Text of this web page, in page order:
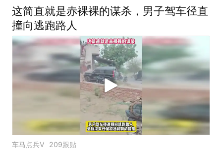
这简直就是赤裸裸的谋杀，男子驾车径直
撞向逃跑路人
车马点兵V 209跟贴